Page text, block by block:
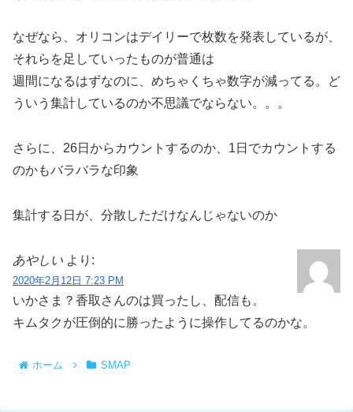
なぜなら、オリコンはデイリーで枚数を発表しているが、
それらを足していったものが普通は
週間になるはずなのに、めちゃくちゃ数字が減ってる。ど
ういう集計しているのか不思議でならない。。。
さらに、26日からカウントするのか、1日でカウントする
のかもバラバラな印象
集計する日が、分散しただけなんじゃないのか
あやしい より:
2020年2月12日 7:23 PM
いかさま？香取さんのは買ったし、配信も。
キムタクが圧倒的に勝ったように操作してるのかな。
ホーム SMAP